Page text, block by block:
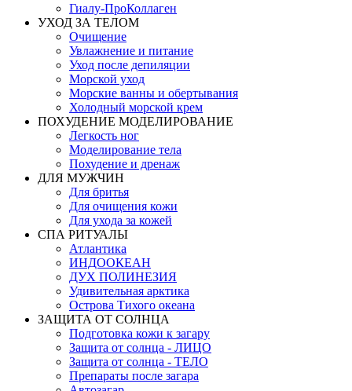
Гиалу-ПроКоллаген
УХОД ЗА ТЕЛОМ
Очищение
Увлажнение и питание
Уход после депиляции
Морской уход
Морские ванны и обертывания
Холодный морской крем
ПОХУДЕНИЕ МОДЕЛИРОВАНИЕ
Легкость ног
Моделирование тела
Похудение и дренаж
ДЛЯ МУЖЧИН
Для бритья
Для очищения кожи
Для ухода за кожей
СПА РИТУАЛЫ
Атлантика
ИНДООКЕАН
ДУХ ПОЛИНЕЗИЯ
Удивительная арктика
Острова Тихого океана
ЗАЩИТА ОТ СОЛНЦА
Подготовка кожи к загару
Защита от солнца - ЛИЦО
Защита от солнца - ТЕЛО
Препараты после загара